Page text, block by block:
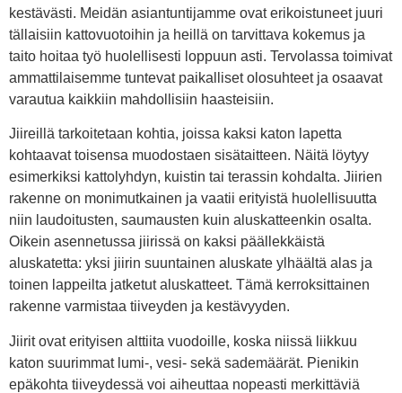
kestävästi. Meidän asiantuntijamme ovat erikoistuneet juuri
tällaisiin kattovuotoihin ja heillä on tarvittava kokemus ja
taito hoitaa työ huolellisesti loppuun asti. Tervolassa toimivat
ammattilaisemme tuntevat paikalliset olosuhteet ja osaavat
varautua kaikkiin mahdollisiin haasteisiin.
Jiireillä tarkoitetaan kohtia, joissa kaksi katon lapetta
kohtaavat toisensa muodostaen sisätaitteen. Näitä löytyy
esimerkiksi kattolyhdyn, kuistin tai terassin kohdalta. Jiirien
rakenne on monimutkainen ja vaatii erityistä huolellisuutta
niin laudoitusten, saumausten kuin aluskatteenkin osalta.
Oikein asennetussa jiirissä on kaksi päällekkäistä
aluskatetta: yksi jiirin suuntainen aluskate ylhäältä alas ja
toinen lappeilta jatketut aluskatteet. Tämä kerroksittainen
rakenne varmistaa tiiveyden ja kestävyyden.
Jiirit ovat erityisen alttiita vuodoille, koska niissä liikkuu
katon suurimmat lumi-, vesi- sekä sademäärät. Pienikin
epäkohta tiiveydessä voi aiheuttaa nopeasti merkittäviä